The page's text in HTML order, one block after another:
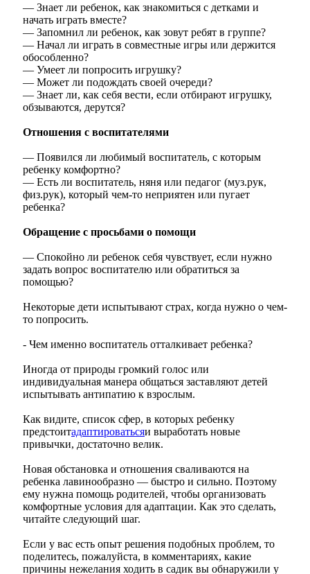
— Знает ли ребенок, как знакомиться с детками и
начать играть вместе?
— Запомнил ли ребенок, как зовут ребят в группе?
— Начал ли играть в совместные игры или держится
обособленно?
— Умеет ли попросить игрушку?
— Может ли подождать своей очереди?
— Знает ли, как себя вести, если отбирают игрушку,
обзываются, дерутся?
Отношения с воспитателями
— Появился ли любимый воспитатель, с которым
ребенку комфортно?
— Есть ли воспитатель, няня или педагог (муз.рук,
физ.рук), который чем-то неприятен или пугает
ребенка?
Обращение с просьбами о помощи
— Спокойно ли ребенок себя чувствует, если нужно
задать вопрос воспитателю или обратиться за
помощью?
Некоторые дети испытывают страх, когда нужно о чем-
то попросить.
- Чем именно воспитатель отталкивает ребенка?
Иногда от природы громкий голос или
индивидуальная манера общаться заставляют детей
испытывать антипатию к взрослым.
Как видите, список сфер, в которых ребенку
предстоитадаптироватьсяи выработать новые
привычки, достаточно велик.
Новая обстановка и отношения сваливаются на
ребенка лавинообразно — быстро и сильно. Поэтому
ему нужна помощь родителей, чтобы организовать
комфортные условия для адаптации. Как это сделать,
читайте следующий шаг.
Если у вас есть опыт решения подобных проблем, то
поделитесь, пожалуйста, в комментариях, какие
причины нежелания ходить в садик вы обнаружили у